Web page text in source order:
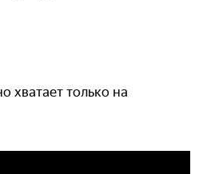
хватает только на